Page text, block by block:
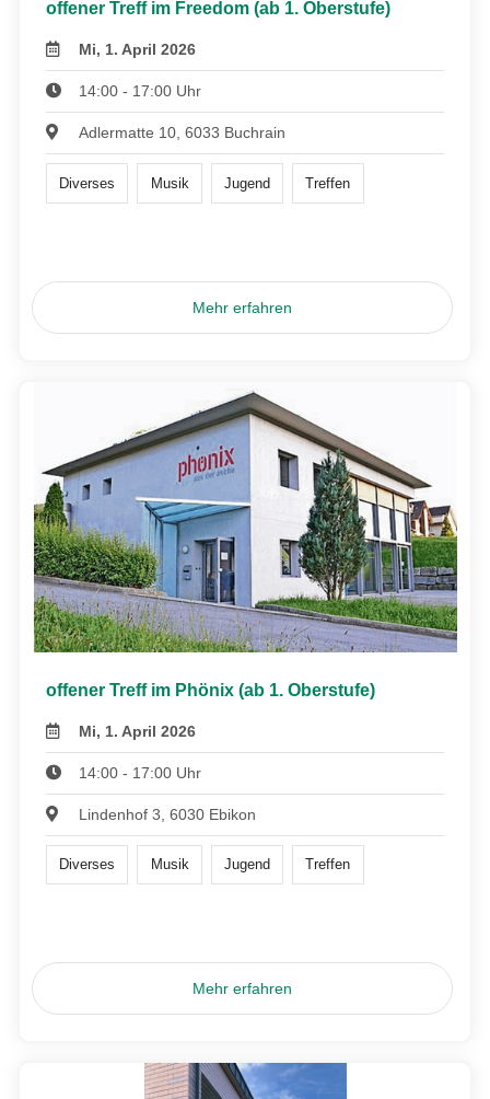
offener Treff im Freedom (ab 1. Oberstufe)
Mi, 1. April 2026
14:00 - 17:00 Uhr
Adlermatte 10, 6033 Buchrain
Diverses Musik Jugend Treffen
Mehr erfahren
offener Treff im Phönix (ab 1. Oberstufe)
Mi, 1. April 2026
14:00 - 17:00 Uhr
Lindenhof 3, 6030 Ebikon
Diverses Musik Jugend Treffen
Mehr erfahren